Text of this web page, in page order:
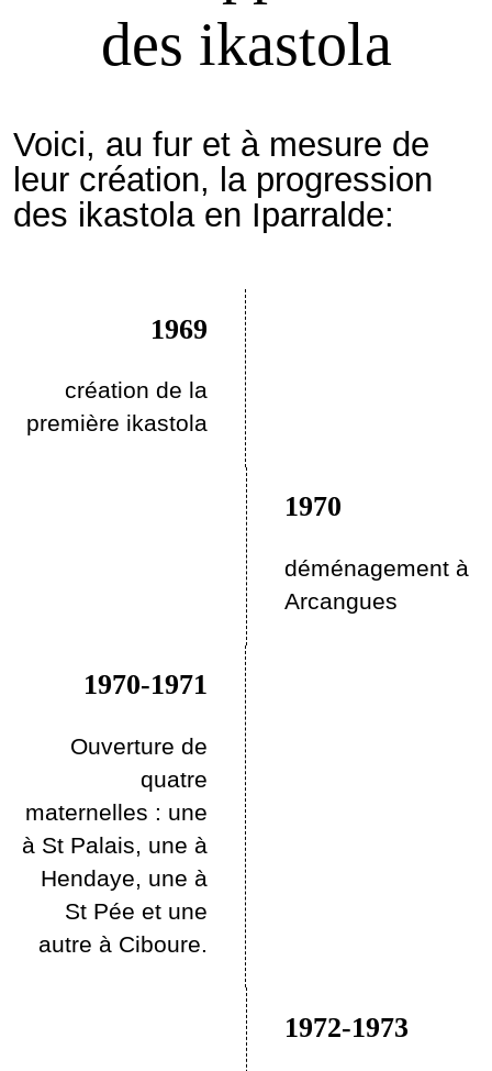
des ikastola
Voici, au fur et à mesure de
leur création, la progression
des ikastola en Iparralde:
1969
création de la
première ikastola
1970
déménagement à
Arcangues
1970-1971
Ouverture de
quatre
maternelles : une
à St Palais, une à
Hendaye, une à
St Pée et une
autre à Ciboure.
1972-1973